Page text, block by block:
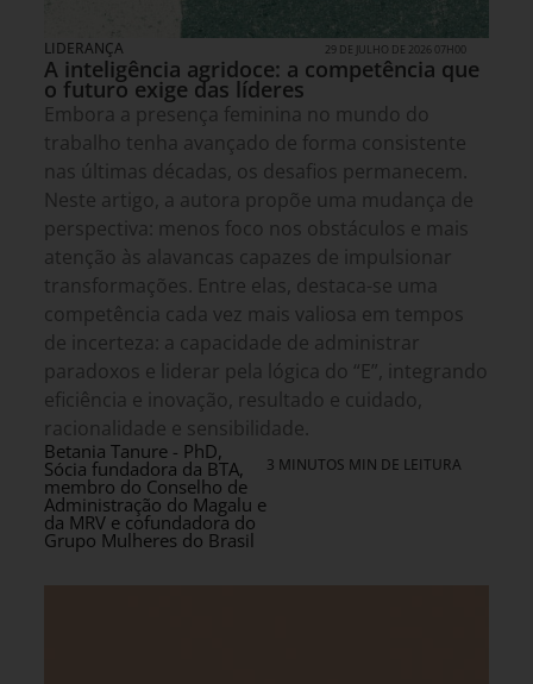
LIDERANÇA 29 DE JULHO DE 2026 07H00
A inteligência agridoce: a competência que
o futuro exige das líderes
Embora a presença feminina no mundo do
trabalho tenha avançado de forma consistente
nas últimas décadas, os desafios permanecem.
Neste artigo, a autora propõe uma mudança de
perspectiva: menos foco nos obstáculos e mais
atenção às alavancas capazes de impulsionar
transformações. Entre elas, destaca-se uma
competência cada vez mais valiosa em tempos
de incerteza: a capacidade de administrar
paradoxos e liderar pela lógica do “E”, integrando
eficiência e inovação, resultado e cuidado,
racionalidade e sensibilidade.
Betania Tanure - PhD,
Sócia fundadora da BTA,
membro do Conselho de
Administração do Magalu e
da MRV e cofundadora do
Grupo Mulheres do Brasil
3 MINUTOS MIN DE LEITURA